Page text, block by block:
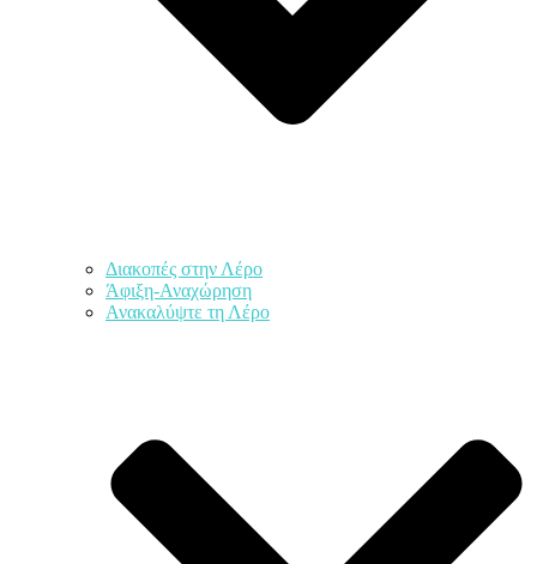
Διακοπές στην Λέρο
Άφιξη-Αναχώρηση
Ανακαλύψτε τη Λέρο